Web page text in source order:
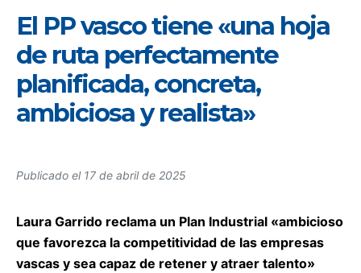
Publicado el 17 de abril de 2025
El PP vasco tiene «una hoja
de ruta perfectamente
planificada, concreta,
ambiciosa y realista»
Laura Garrido reclama un Plan Industrial «ambicioso
que favorezca la competitividad de las empresas
vascas y sea capaz de retener y atraer talento»